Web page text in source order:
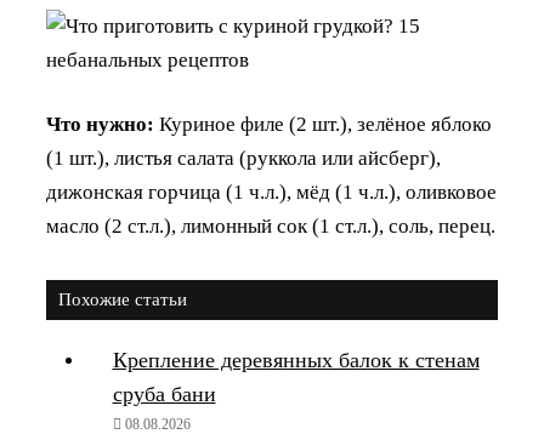
Что нужно: Куриное филе (2 шт.), зелёное яблоко
(1 шт.), листья салата (руккола или айсберг),
дижонская горчица (1 ч.л.), мёд (1 ч.л.), оливковое
масло (2 ст.л.), лимонный сок (1 ст.л.), соль, перец.
Похожие статьи
Крепление деревянных балок к стенам
сруба бани
08.08.2026